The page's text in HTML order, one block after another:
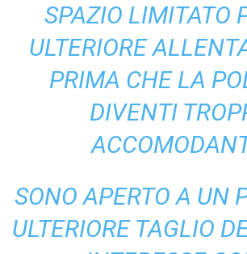
SPAZIO LIMITATO
ULTERIORE
PRIMA CHE LA
DIVENTI
SONO APERTO A UN
ULTERIORE TAGLIO